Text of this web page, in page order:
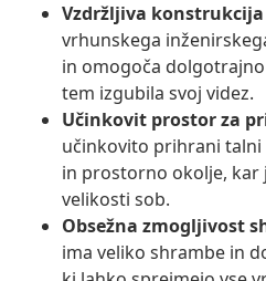
Vzdržljiva konstrukcija
vrhunskega
in omogoča
tem izgubila svoj videz.
Učinkovit prostor za
učinkovito prihrani
in prostorno okolje, kar
velikosti sob.
Obsežna zmogljivost
ima veliko shrambe in